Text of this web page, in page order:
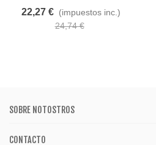
22,27 € (impuestos inc.)
24,74 €
SOBRE NOTOSTROS
CONTACTO